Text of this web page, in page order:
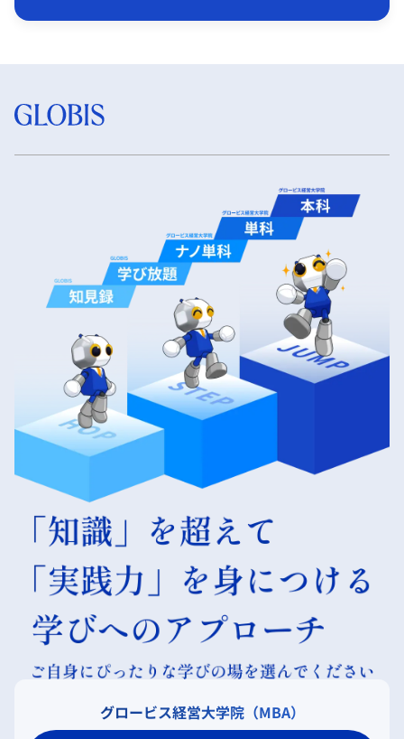
グロービス経営大学院（MBA）